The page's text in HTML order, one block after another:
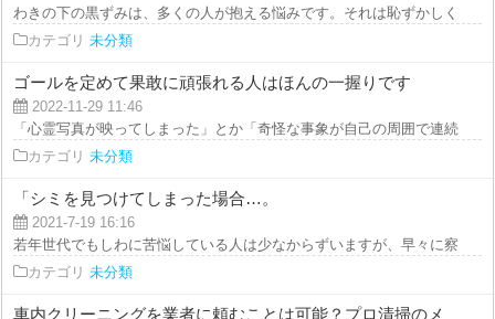
わきの下の黒ずみは、多くの人が抱える悩みです。それは恥ずかしく、自
カテゴリ 未分類
ゴールを定めて果敢に頑張れる人はほんの一握りです
2022-11-29 11:46
「心霊写真が映ってしまった」とか「奇怪な事象が自己の周囲で連続した
カテゴリ 未分類
「シミを見つけてしまった場合…。
2021-7-19 16:16
若年世代でもしわに苦悩している人は少なからずいますが、早々に察知し
カテゴリ 未分類
車内クリーニングを業者に頼むことは可能？プロ清掃のメ